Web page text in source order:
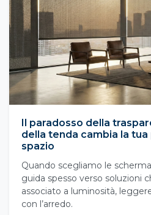
Il paradosso della
della tenda cambia la
spazio
Quando scegliamo le
guida spesso verso soluzioni
associato a luminosità,
con l’arredo.